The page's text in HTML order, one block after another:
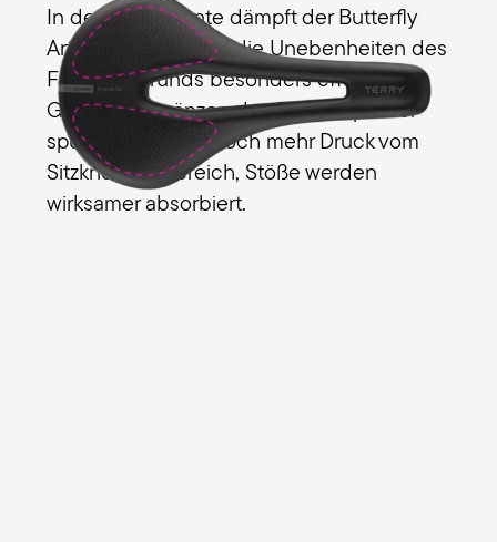
In der Gel-Variante dämpft der Butterfly
Arteria Max Women die Unebenheiten des
Fahruntergrunds besonders effektiv. Die
Gel-Pads ergänzen das Schaumpolster
spürbar, nehmen noch mehr Druck vom
Sitzknochenbereich, Stöße werden
wirksamer absorbiert.